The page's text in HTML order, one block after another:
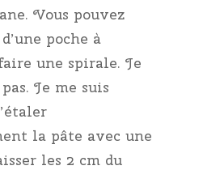
Vous pouvez
poche à
une spirale. Je
Je me suis
la pâte avec une
les 2 cm du